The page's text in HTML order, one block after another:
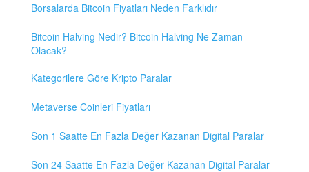
Borsalarda Bitcoin Fiyatları Neden Farklıdır
Bitcoin Halving Nedir? Bitcoin Halving Ne Zaman
Olacak?
Kategorilere Göre Kripto Paralar
Metaverse Coinleri Fiyatları
Son 1 Saatte En Fazla Değer Kazanan Digital Paralar
Son 24 Saatte En Fazla Değer Kazanan Digital Paralar